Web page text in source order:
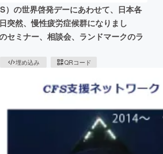
）の世界啓発デーにあわせて、日本各
然、慢性疲労症候群になりまし
セミナー、相談会、ランドマークのラ
埋め込み QRコード